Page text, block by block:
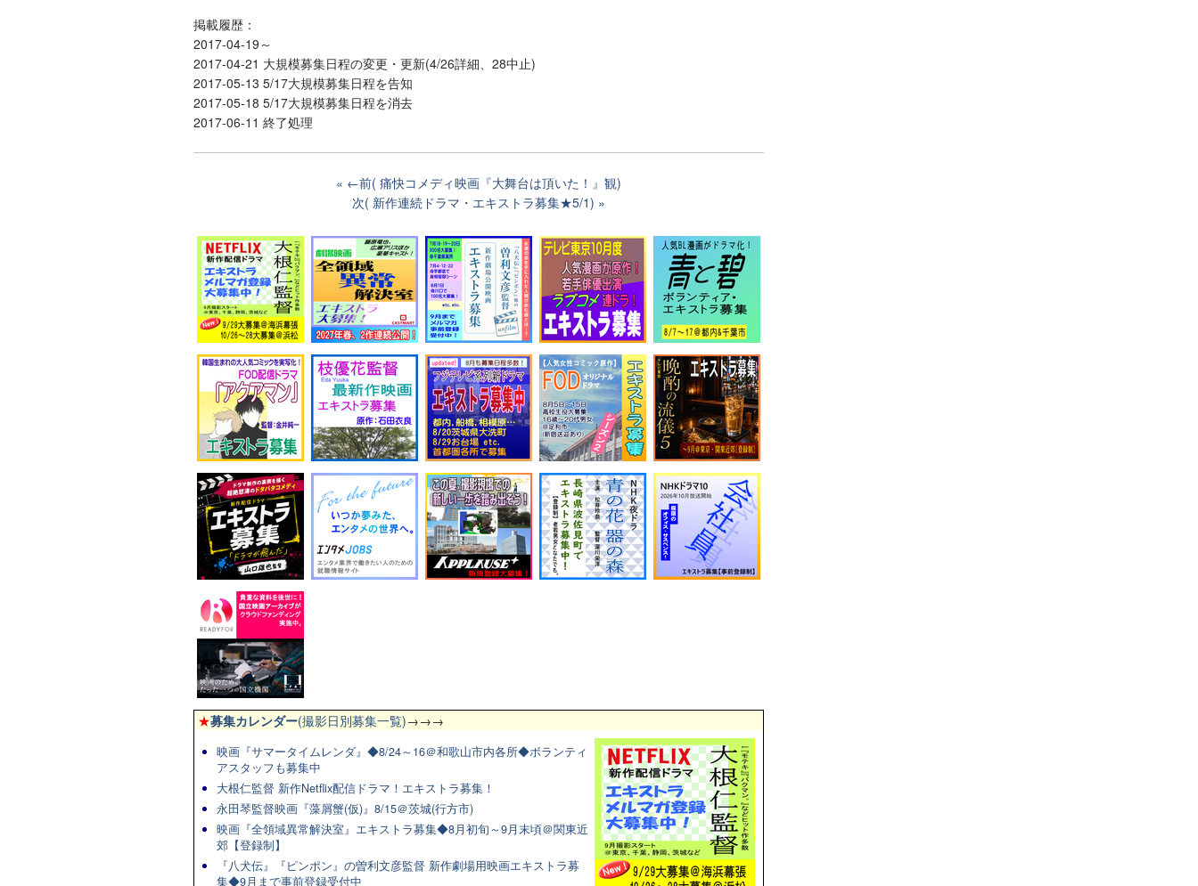
掲載履歴：
2017-04-19～
2017-04-21 大規模募集日程の変更・更新(4/26詳細、28中止)
2017-05-13 5/17大規模募集日程を告知
2017-05-18 5/17大規模募集日程を消去
2017-06-11 終了処理
←前( 痛快コメディ映画『大舞台は頂いた！』観)
次( 新作連続ドラマ・エキストラ募集★5/1)
★募集カレンダー(撮影日別募集一覧)→→→
映画『サマータイムレンダ』◆8/24～16＠和歌山市内各所◆ボランティ
アスタッフも募集中
大根仁監督 新作Netflix配信ドラマ！エキストラ募集！
永田琴監督映画『藻屑蟹(仮)』8/15＠茨城(行方市)
映画『全領域異常解決室』エキストラ募集◆8月初旬～9月末頃＠関東近
郊【登録制】
『八犬伝』『ピンポン』の曽利文彦監督 新作劇場用映画エキストラ募
集◆9月まで事前登録受付中